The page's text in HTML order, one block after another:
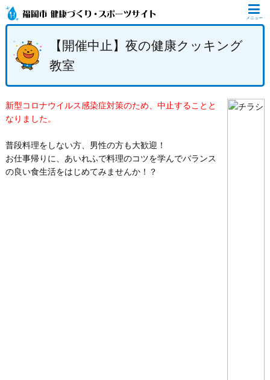
メニュー
【開催中止】夜の健康クッキング
教室
新型コロナウイルス感染症対策のため、中止することと
なりました。
普段料理をしない方、男性の方も大歓迎！
お仕事帰りに、あいれふで料理のコツを学んでバランス
の良い食生活をはじめてみませんか！？